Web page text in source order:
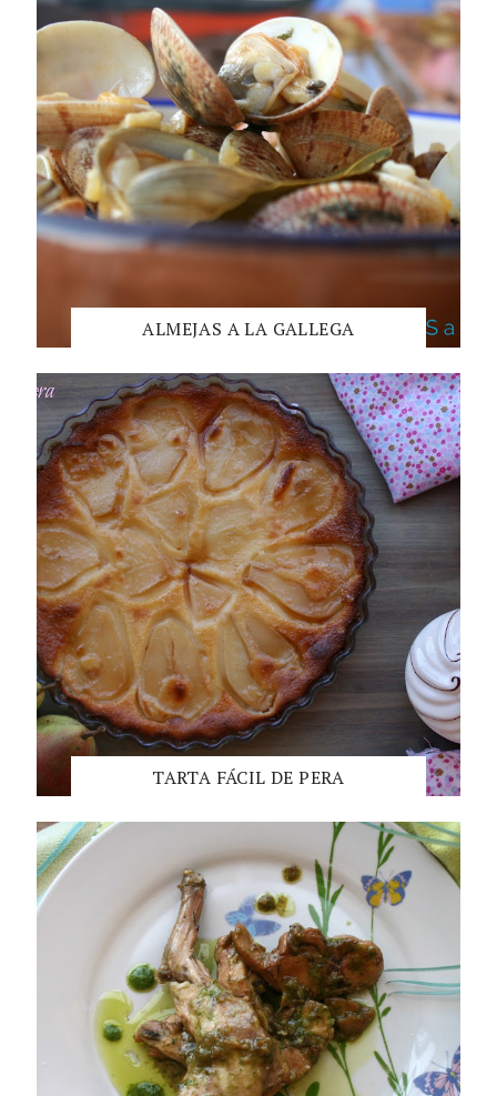
ALMEJAS A LA GALLEGA
TARTA FÁCIL DE PERA